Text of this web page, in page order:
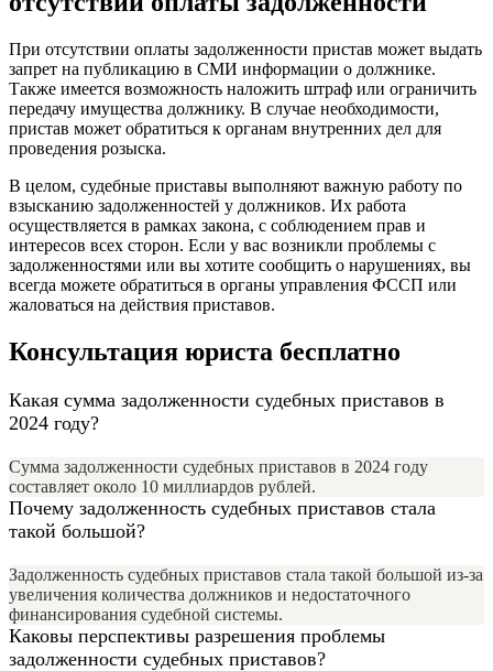
При отсутствии оплаты задолженности пристав может выдать
запрет на публикацию в СМИ информации о должнике.
Также имеется возможность наложить штраф или ограничить
передачу имущества должнику. В случае необходимости,
пристав может обратиться к органам внутренних дел для
проведения розыска.
В целом, судебные приставы выполняют важную работу по
взысканию задолженностей у должников. Их работа
осуществляется в рамках закона, с соблюдением прав и
интересов всех сторон. Если у вас возникли проблемы с
задолженностями или вы хотите сообщить о нарушениях, вы
всегда можете обратиться в органы управления ФССП или
жаловаться на действия приставов.
Консультация юриста бесплатно
Какая сумма задолженности судебных приставов в
2024 году?
Сумма задолженности судебных приставов в 2024 году
составляет около 10 миллиардов рублей.
Почему задолженность судебных приставов стала
такой большой?
Задолженность судебных приставов стала такой большой из-за
увеличения количества должников и недостаточного
финансирования судебной системы.
Каковы перспективы разрешения проблемы
задолженности судебных приставов?